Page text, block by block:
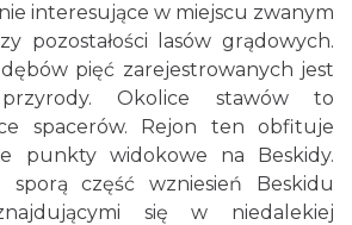
interesujące w miejscu zwanym
pozostałości lasów grądowych.
pięć zarejestrowanych jest
Okolice stawów to
spacerów. Rejon ten obfituje
punkty widokowe na Beskidy.
sporą część wzniesień Beskidu
się w niedalekiej